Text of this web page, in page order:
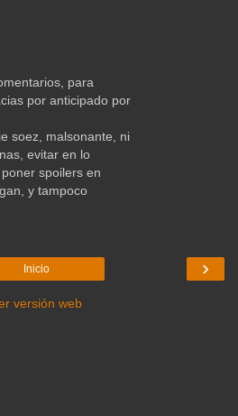
para
por anticipado por
soez, malsonante, ni
evitar en lo
spoilers en
y tampoco
›
Inicio
versión web